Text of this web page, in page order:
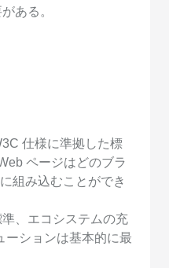
ある。
仕様に準拠した標
ページはどのブラ
組み込むことができ
、エコシステムの充
ーションは基本的に最